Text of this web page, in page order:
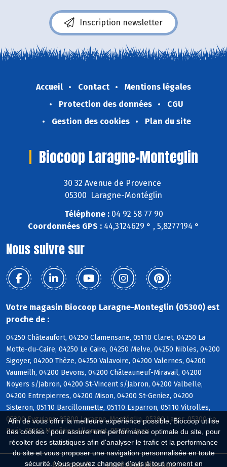
Afin de vous offrir la meilleure expérience possible, Biocoop utilise
des cookies : pour assurer une performance optimale du site, pour
récolter des statistiques afin d'analyser le trafic et la performance
du site et vous proposer une navigation personnalisée en toute
sécurité. Vous pouvez changer d'avis à tout moment en
Inscription newsletter
Accueil Contact
Mentions légales
Protection des données
CGU
Gestion des cookies
Plan du site
Biocoop Laragne-Monteglin
30 32 Avenue de Provence
05300 Laragne-Montéglin
Téléphone :04 92 58 77 90
Coordonnées GPS : 44,3124629 ° , 5,8277194 °
Nous suivre sur
Votre magasin Biocoop Laragne-Monteglin (05300) est
proche de :
04250 Châteaufort, 04250 Clamensane, 05110 Claret, 04250 La
Motte-du-Caire, 04250 Le Caire, 04250 Melve, 04250 Nibles, 04200
Sigoyer, 04200 Thèze, 04250 Valavoire, 04200 Valernes, 04200
Vaumeilh, 04200 Bevons, 04200 Châteauneuf-Miravail, 04200
Noyers s/Jabron, 04200 St-Vincent s/Jabron, 04200 Valbelle,
04200 Entrepierres, 04200 Mison, 04200 St-Geniez, 04200
Sisteron, 05110 Barcillonnette, 05110 Esparron, 05110 Vitrolles,
05300 Eyguians, 05300 Laragne-Montéglin, 05300 Lazer, 05300 Le
Poët, 05110 Monêtier-Allemont, 05300 Upaix
Biocoop.fr Le réseau Biocoop